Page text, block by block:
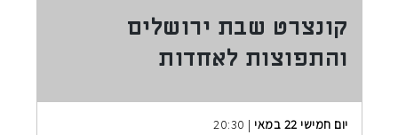
קונצרט שבת ירושלים
והתפוצות לאחדות
יום חמישי 22 במאי | 20:30